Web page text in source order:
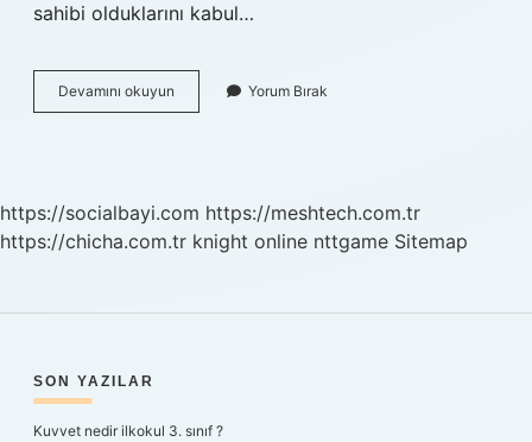
sahibi olduklarını kabul…
Devamını okuyun
Kime
Yorum Bırak
https://socialbayi.com https://meshtech.com.tr
https://chicha.com.tr knight online nttgame Sitemap
SIDEBAR
SON YAZILAR
Kuvvet nedir ilkokul 3. sınıf ?